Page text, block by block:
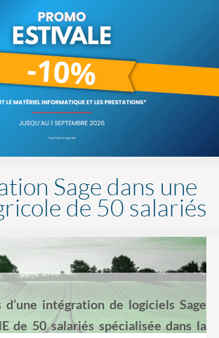
Sage dans une
de 50 salariés
d’une intégration de logiciels Sage
de 50 salariés spécialisée dans la